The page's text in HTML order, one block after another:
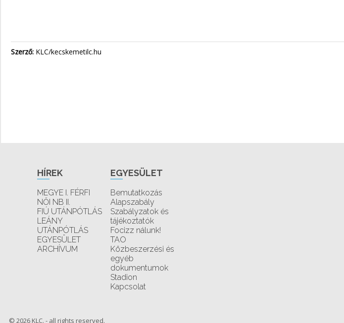
Szerző: KLC/kecskemetilc.hu
HÍREK
MEGYE I. FÉRFI
NŐI NB II.
FIÚ UTÁNPÓTLÁS
LEÁNY
UTÁNPÓTLÁS
EGYESÜLET
ARCHÍVUM
EGYESÜLET
Bemutatkozás
Alapszabály
Szabályzatok és
tájékoztatók
Focizz nálunk!
TAO
Közbeszerzési és
egyéb
dokumentumok
Stadion
Kapcsolat
© 2026 KLC. - all rights reserved.